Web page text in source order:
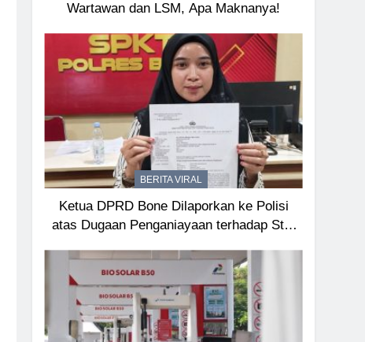
Wartawan dan LSM, Apa Maknanya!
BERITA VIRAL
Ketua DPRD Bone Dilaporkan ke Polisi
atas Dugaan Penganiayaan terhadap Staf